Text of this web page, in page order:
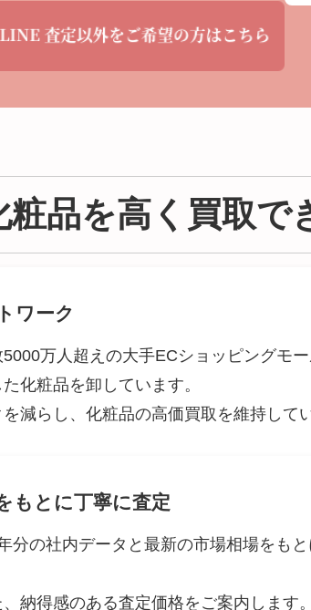
粧品を高く買取で
ワーク
万人超えの大手ECショッピングモ
化粧品を卸しています。
減らし、化粧品の高価買取を維持して
もとに丁寧に査定
分の社内データと最新の市場相場をも
納得感のある査定価格をご案内します。